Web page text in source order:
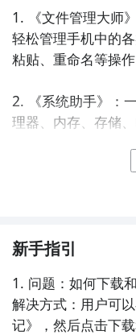
1. 《文件管理大师
轻松管理手机中的
粘贴、重命名等操作
2. 《系统助手》：
理器、内存、存储
件管理等功能于一
全。
新手指引
1. 问题：如何下载
解决方式：用户可
记》，然后点击下载